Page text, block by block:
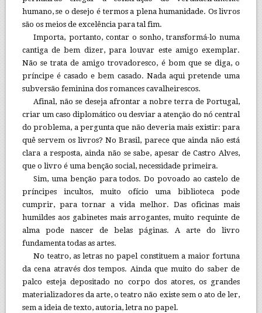
humano, se o desejo é termos a plena humanidade. Os livros
são os meios de excelência para tal fim.
Importa, portanto, contar o sonho, transformá-lo numa
cantiga de bem dizer, para louvar este amigo exemplar.
Não se trata de amigo trovadoresco, é bom que se diga, o
príncipe é casado e bem casado. Nada aqui pretende uma
subversão feminina dos romances cavalheirescos.
Afinal, não se deseja afrontar a nobre terra de Portugal,
criar um caso diplomático ou desviar a atenção do nó central
do problema, a pergunta que não deveria mais existir: para
quê servem os livros? No Brasil, parece que ainda não está
clara a resposta, ainda não se sabe, apesar de Castro Alves,
que o livro é uma benção social, necessidade primeira.
Sim, uma benção para todos. Do povoado ao castelo de
príncipes incultos, muito ofício uma biblioteca pode
cumprir, para tornar a vida melhor. Das oficinas mais
humildes aos gabinetes mais arrogantes, muito requinte de
alma pode nascer de belas páginas. A arte do livro
fundamenta todas as artes.
No teatro, as letras no papel constituem a maior fortuna
da cena através dos tempos. Ainda que muito do saber de
palco esteja depositado no corpo dos atores, os grandes
materializadores da arte, o teatro não existe sem o ato de ler,
sem a ideia de texto, autoria, letra no papel.